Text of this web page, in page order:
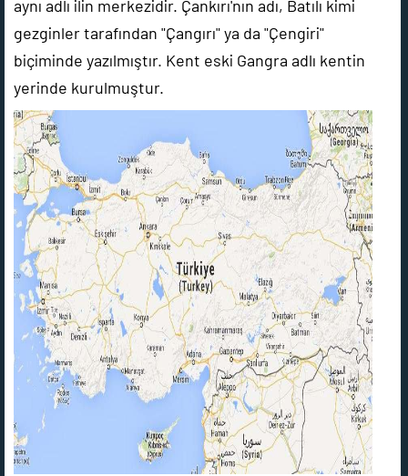
aynı adlı ilin merkezidir. Çankırı'nın adı, Batılı kimi
gezginler tarafından "Çangırı" ya da "Çengiri"
biçiminde yazılmıştır. Kent eski Gangra adlı kentin
yerinde kurulmuştur.